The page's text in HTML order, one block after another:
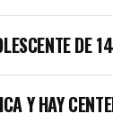
DE
Y HAY